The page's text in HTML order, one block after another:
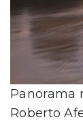
Panorama
Roberto